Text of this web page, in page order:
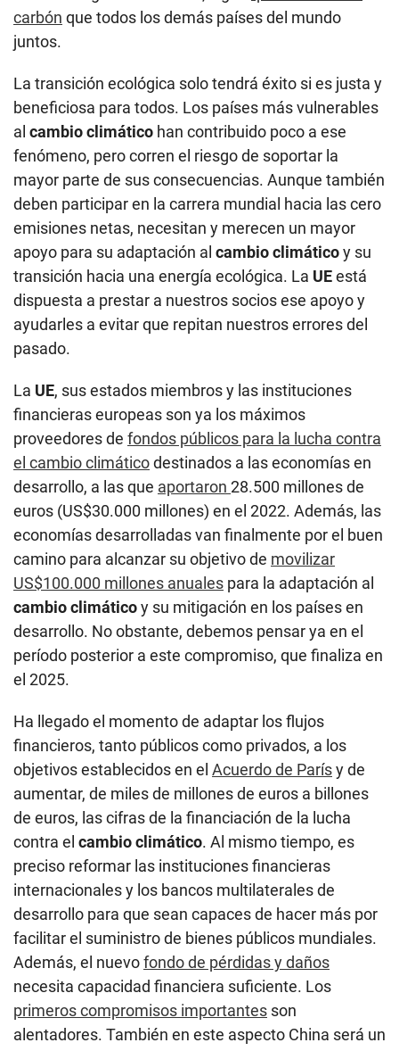
carbón que todos los demás países del mundo
juntos.
La transición ecológica solo tendrá éxito si es justa y
beneficiosa para todos. Los países más vulnerables
al cambio climático han contribuido poco a ese
fenómeno, pero corren el riesgo de soportar la
mayor parte de sus consecuencias. Aunque también
deben participar en la carrera mundial hacia las cero
emisiones netas, necesitan y merecen un mayor
apoyo para su adaptación al cambio climáticoy su
transición hacia una energía ecológica. La UEestá
dispuesta a prestar a nuestros socios ese apoyo y
ayudarles a evitar que repitan nuestros errores del
pasado.
La UE, sus estados miembros y las instituciones
financieras europeas son ya los máximos
proveedores de fondos públicos para la lucha contra
el cambio climáticodestinados a las economías en
desarrollo, a las que aportaron 28.500 millones de
euros (US$30.000 millones) en el 2022. Además, las
economías desarrolladas van finalmente por el buen
camino para alcanzar su objetivo de movilizar
US$100.000 millones anuales para la adaptación al
cambio climáticoy su mitigación en los países en
desarrollo. No obstante, debemos pensar ya en el
período posterior a este compromiso, que finaliza en
el 2025.
Ha llegado el momento de adaptar los flujos
financieros, tanto públicos como privados, a los
objetivos establecidos en el Acuerdo de Parísy de
aumentar, de miles de millones de euros a billones
de euros, las cifras de la financiación de la lucha
contra el cambio climático. Al mismo tiempo, es
preciso reformar las instituciones financieras
internacionales y los bancos multilaterales de
desarrollo para que sean capaces de hacer más por
facilitar el suministro de bienes públicos mundiales.
Además, el nuevofondo de pérdidas y daños
necesita capacidad financiera suficiente. Los
primeros compromisos importantes son
alentadores. También en este aspecto China será un